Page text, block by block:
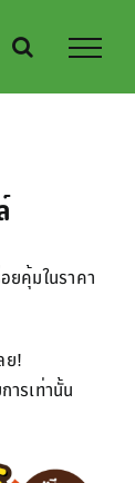
ยคุ้มในราคา
ย!
ารเท่านั้น